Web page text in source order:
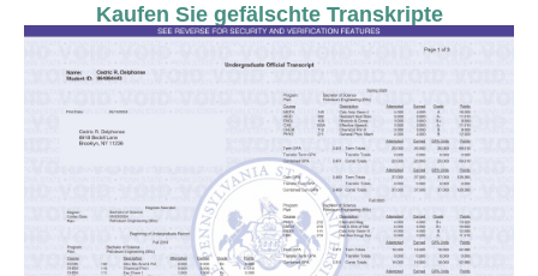
Kaufen Sie gefälschte Transkripte